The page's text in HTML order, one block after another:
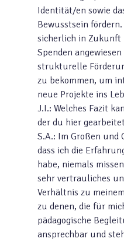
Identität/en sowie
Bewusstsein
sicherlich in
Spenden
strukturelle
zu bekommen, um
neue Projekte ins
J.I.: Welches Fazit
der du hier
S.A.: Im Großen und
dass ich die
habe, niemals
sehr vertrauliches
Verhältnis zu
zu denen, die für
pädagogische
ansprechbar und